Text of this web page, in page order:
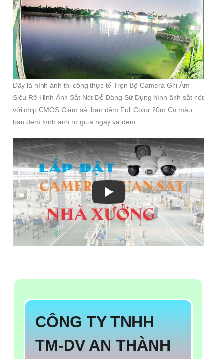
Đây là hình ảnh thi công thực tế Trọn Bộ Camera Ghi Âm
Siêu Rẻ Hình Ảnh Sắt Nét Dễ Dàng Sử Dụng hình ảnh sắt nét
với chip CMOS Giám sát ban đêm Full Color 20m Có màu
ban đêm hình ảnh rõ giữa ngày và đêm
CÔNG TY TNHH
TM-DV AN THÀNH